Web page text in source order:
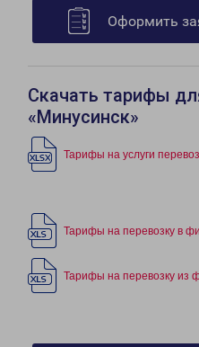
Оформить
Скачать тарифы
«Минусинск»
Тарифы на услуги
Тарифы на перевозку в
Тарифы на перевозку из